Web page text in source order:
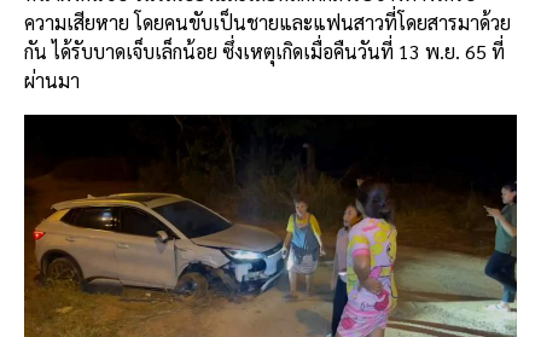
ความเสียหาย โดยคนขับเป็นชายและแฟนสาวที่โดยสารมาด้วย
กัน ได้รับบาดเจ็บเล็กน้อย ซึ่งเหตุเกิดเมื่อคืนวันที่ 13 พ.ย. 65 ที่
ผ่านมา